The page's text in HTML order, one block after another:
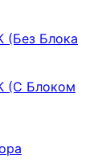
(Без Блока
(С Блоком